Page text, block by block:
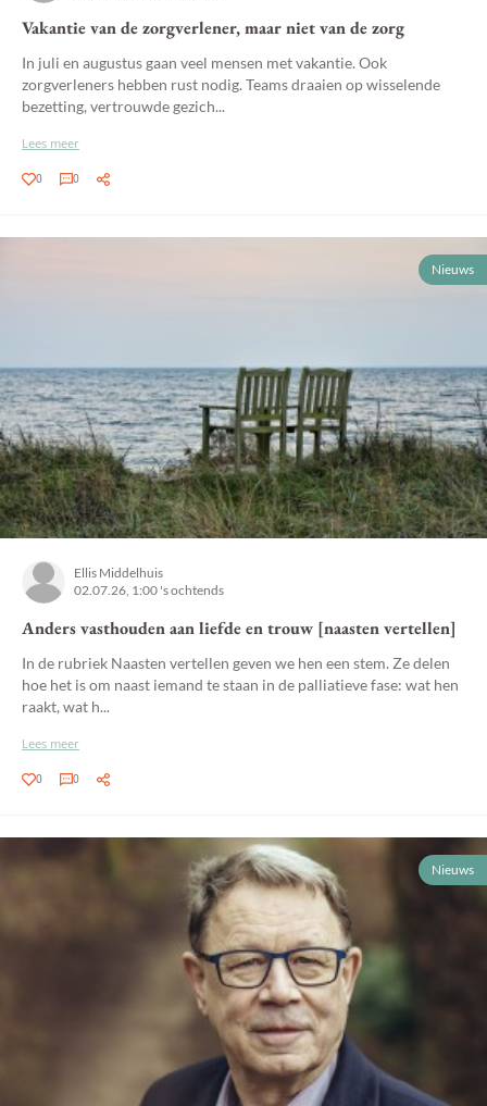
Vakantie van de zorgverlener, maar niet van de zorg
In juli en augustus gaan veel mensen met vakantie. Ook
zorgverleners hebben rust nodig. Teams draaien op wisselende
bezetting, vertrouwde gezich...
Lees meer
0 0
Nieuws
Ellis Middelhuis
02.07.26, 1:00 's ochtends
Anders vasthouden aan liefde en trouw [naasten vertellen]
In de rubriek Naasten vertellen geven we hen een stem. Ze delen
hoe het is om naast iemand te staan in de palliatieve fase: wat hen
raakt, wat h...
Lees meer
0 0
Nieuws